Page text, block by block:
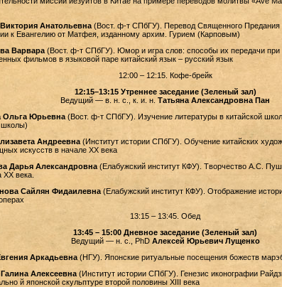
Анатольевна (Вост. ф-т СПбГУ). Перевод Священного Предания
к Евангелию от Матфея, изданному архим. Гурием (Карповым)
Варвара (Вост. ф-т СПбГУ). Юмор и игра слов: способы их передачи при
фильмов в языковой паре китайский язык – русский язык
12:00 – 12:15. Кофе-брейк
12:15–13:15 Утреннее заседание (Зеленый зал)
Ведущий — в. н. с., к. и. н. Татьяна Александровна Пан
Ольга Юрьевна (Вост. ф-т СПбГУ). Изучение литературы в китайской
школы)
Андреевна (Институт истории СПбГУ). Обучение китайских
искусств в начале XX века
Дарья Александровна(Елабужский институт КФУ). Творчество А.С.
XX века.
Сайлян Фидаилевна (Елабужский институт КФУ). Отображение
13:15 – 13:45. Обед
13:45 – 15:00 Дневное заседание (Зеленый зал)
Ведущий — н. с., PhD Алексей Юрьевич Лущенко
Аркадьевна(НГУ). Японские ритуальные посещения божеств
Алексеевна(Институт истории СПбГУ). Генезис иконографии
й японской скульптуре второй половины XIII века